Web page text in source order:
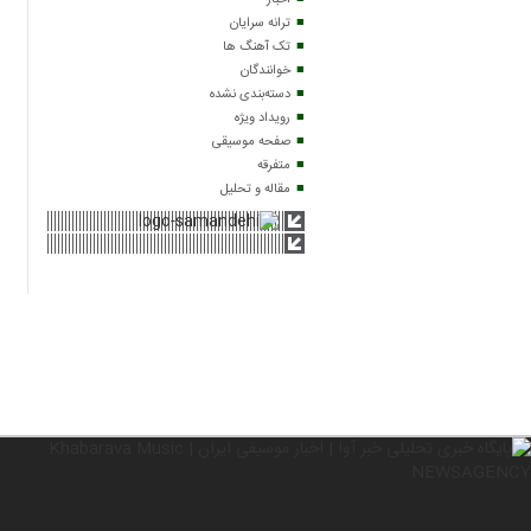
ترانه سرایان
تک آهنگ ها
خوانندگان
دسته‌بندی نشده
رویداد ویژه
صفحه موسیقی
متفرقه
مقاله و تحلیل